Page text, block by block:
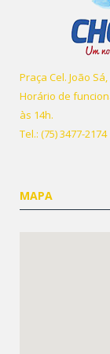
Praça Cel. João
Horário de
às 14h.
Tel.: (75) 3477-2174
MAPA